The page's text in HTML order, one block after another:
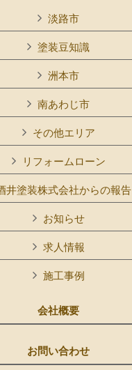
淡路市
塗装豆知識
洲本市
南あわじ市
その他エリア
リフォームローン
井塗装株式会社からの報告
お知らせ
求人情報
施工事例
会社概要
お問い合わせ